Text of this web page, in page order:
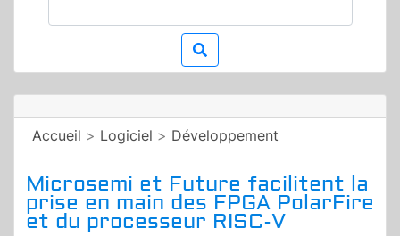
Accueil > Logiciel > Développement
Microsemi et Future facilitent la
prise en main des FPGA PolarFire
et du processeur RISC-V